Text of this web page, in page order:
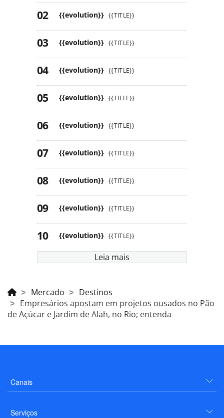
{{evolution}} {{TITLE}}
{{evolution}} {{TITLE}}
{{evolution}} {{TITLE}}
{{evolution}} {{TITLE}}
{{evolution}} {{TITLE}}
{{evolution}} {{TITLE}}
{{evolution}} {{TITLE}}
{{evolution}} {{TITLE}}
{{evolution}} {{TITLE}}
Leia mais
Mercado
Destinos
Empresários apostam em projetos ousados no Pão
de Açúcar e Jardim de Alah, no Rio; entenda
Canais
Serviços